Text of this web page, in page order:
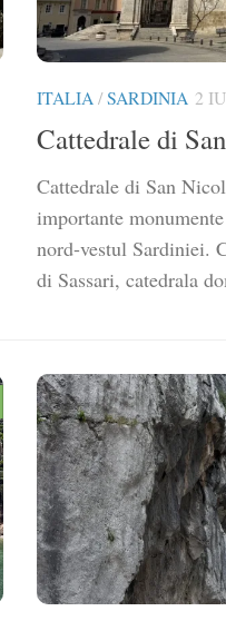
ITALIA/SARDINIA 2
Cattedrale di
Cattedrale di San
importante
nord-vestul Sardiniei.
di Sassari, catedrala